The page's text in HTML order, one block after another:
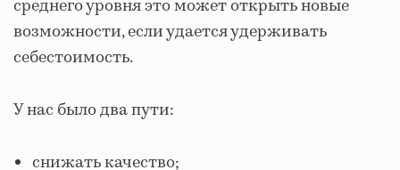
среднего уровня это может открыть новые
возможности, если удается удерживать
себестоимость.
У нас было два пути:
снижать качество;